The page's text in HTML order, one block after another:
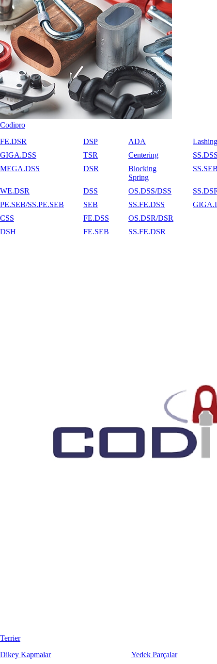
Codipro
FE.DSR
GIGA.DSS
MEGA.DSS
WE.DSR
PE.SEB/SS.PE.SEB
CSS
DSH
DSP
TSR
DSR
DSS
SEB
FE.DSS
FE.SEB
ADA
Centering
Blocking
Spring
OS.DSS/DSS
SS.FE.DSS
OS.DSR/DSR
SS.FE.DSR
Lashing
Terrier
Dikey Kapmalar
Yedek Parçalar